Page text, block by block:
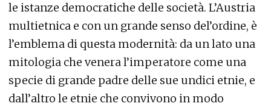
le istanze democratiche delle società. L’Austria
multietnica e con un grande senso del’ordine, è
l’emblema di questa modernità: da un lato una
mitologia che venera l’imperatore come una
specie di grande padre delle sue undici etnie, e
dall’altro le etnie che convivono in modo